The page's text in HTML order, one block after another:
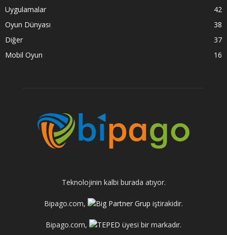
Uygulamalar
42
Oyun Dünyası
38
Diğer
37
Mobil Oyun
16
Teknolojinin kalbi burada atıyor.
Bipago.com, iştirakidir.
Bipago.com, üyesi bir markadır.